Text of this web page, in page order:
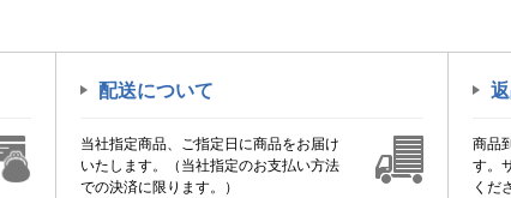
配送について
当社指定商品、ご指定日に商品をお届け
いたします。（当社指定のお支払い方法
での決済に限ります。）
商品
す。
くだ